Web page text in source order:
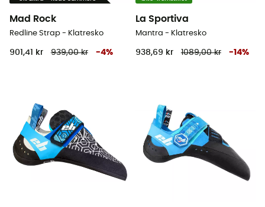
Mad Rock
Redline Strap - Klatresko
901,41 kr 939,00 kr -4%
La Sportiva
Mantra - Klatresko
938,69 kr 1089,00 kr -14%